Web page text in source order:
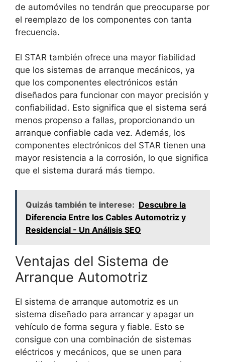
de automóviles no tendrán que preocuparse por
el reemplazo de los componentes con tanta
frecuencia.
El STAR también ofrece una mayor fiabilidad
que los sistemas de arranque mecánicos, ya
que los componentes electrónicos están
diseñados para funcionar con mayor precisión y
confiabilidad. Esto significa que el sistema será
menos propenso a fallas, proporcionando un
arranque confiable cada vez. Además, los
componentes electrónicos del STAR tienen una
mayor resistencia a la corrosión, lo que significa
que el sistema durará más tiempo.
Quizás también te interese: Descubre la
Diferencia Entre los Cables Automotriz y
Residencial - Un Análisis SEO
Ventajas del Sistema de
Arranque Automotriz
El sistema de arranque automotriz es un
sistema diseñado para arrancar y apagar un
vehículo de forma segura y fiable. Esto se
consigue con una combinación de sistemas
eléctricos y mecánicos, que se unen para